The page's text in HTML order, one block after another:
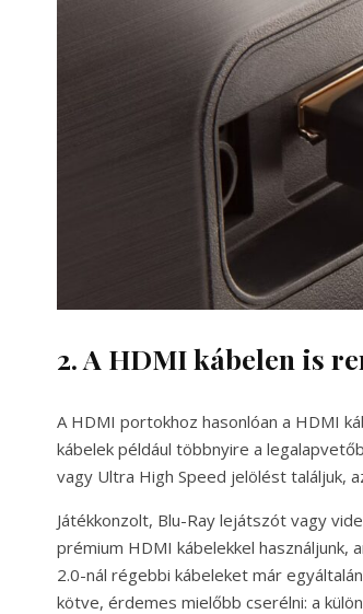
2. A HDMI kábelen is
A HDMI portokhoz hasonlóan a HDMI
kábelek például többnyire a
vagy Ultra High Speed jelölést találjuk,
Játékkonzolt, Blu-Ray lejátszót vagy
prémium HDMI kábelekkel
2.0-nál régebbi kábeleket már
kötve, érdemes mielőbb cserélni: a